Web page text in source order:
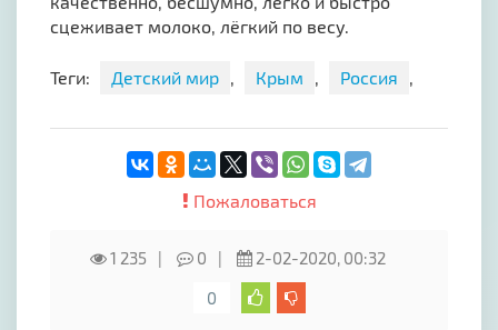
сцеживает молоко, лёгкий по весу.
Теги: Детский мир , Крым , Россия ,
Пожаловаться
1 235 0
2-02-2020, 00:32
0